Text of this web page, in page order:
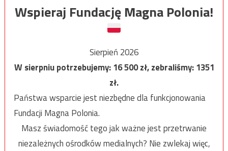
Wspieraj Fundację Magna Polonia!
Sierpień 2026
W sierpniu potrzebujemy:16 500zł, zebraliśmy:1351
zł.
Państwa wsparcie jest niezbędne dla funkcjonowania
Fundacji Magna Polonia.
Masz świadomość tego jak ważne jest przetrwanie
niezależnych ośrodków medialnych? Nie zwlekaj więc,